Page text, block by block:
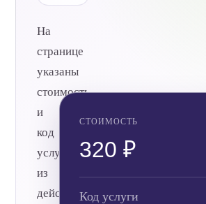
На
странице
указаны
стоимость
и
код
услуги
из
действующего
СТОИМОСТЬ
320 ₽
Код услуги